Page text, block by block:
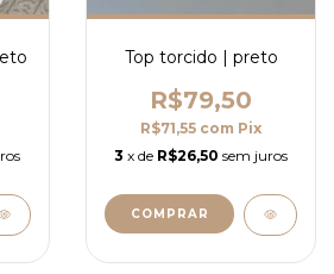
Top torcido | preto
R$79,50
R$71,55 com Pix
3 x de R$26,50 sem juros
COMPRAR